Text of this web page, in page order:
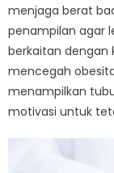
menjaga berat
penampilan agar
berkaitan dengan
mencegah
menampilkan
motivasi untuk